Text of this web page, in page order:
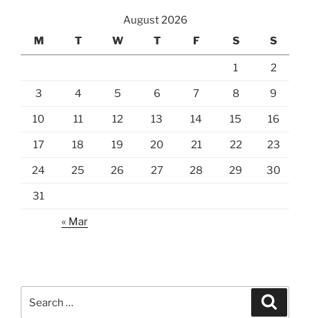
August 2026
M
T W T F S S
1 2
3 4 5 6 7 8 9
10 11 12 13 14 15 16
17 18 19 20 21 22 23
24 25 26 27 28 29 30
31
« Mar
for: